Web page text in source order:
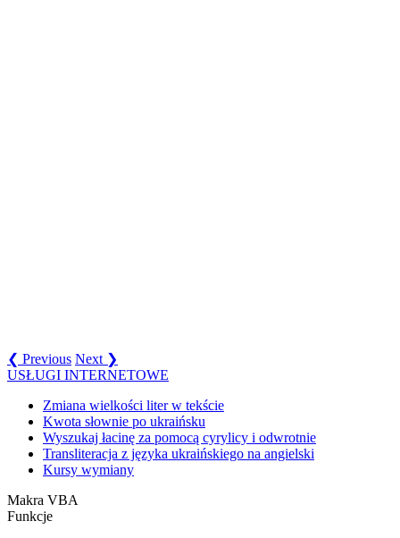
❮ Previous Next ❯
USŁUGI INTERNETOWE
Zmiana wielkości liter w tekście
Kwota słownie po ukraińsku
Wyszukaj łacinę za pomocą cyrylicy i odwrotnie
Transliteracja z języka ukraińskiego na angielski
Kursy wymiany
Makra VBA
Funkcje